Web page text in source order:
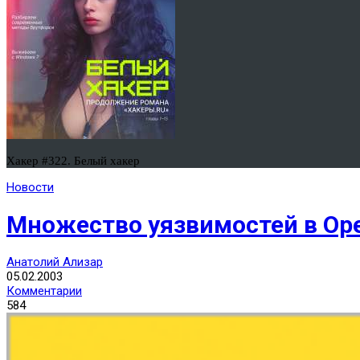
Хакер #322. Белый хакер
Новости
Множество уязвимостей в
Анатолий Ализар
05.02.2003
Комментарии
584